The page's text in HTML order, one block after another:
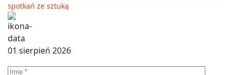
spotkań ze sztuką
01 sierpień 2026